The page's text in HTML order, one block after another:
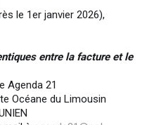
le 1er janvier 2026),
entre la facture et le
Agenda 21
Océane du Limousin